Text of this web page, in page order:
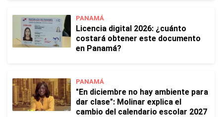
PANAMÁ
Licencia digital 2026: ¿cuánto
costará obtener este documento
en Panamá?
PANAMÁ
"En diciembre no hay ambiente para
dar clase": Molinar explica el
cambio del calendario escolar 2027